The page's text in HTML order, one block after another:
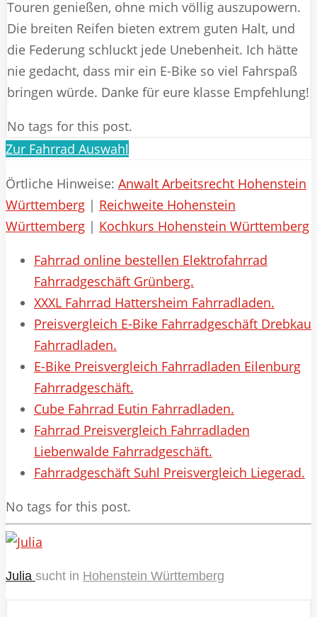
Touren genießen, ohne mich völlig auszupowern.
Die breiten Reifen bieten extrem guten Halt, und
die Federung schluckt jede Unebenheit. Ich hätte
nie gedacht, dass mir ein E-Bike so viel Fahrspaß
bringen würde. Danke für eure klasse Empfehlung!
No tags for this post.
Zur Fahrrad Auswahl
Örtliche Hinweise: Anwalt Arbeitsrecht Hohenstein
Württemberg | Reichweite Hohenstein
Württemberg | Kochkurs Hohenstein Württemberg
Fahrrad online bestellen Elektrofahrrad
Fahrradgeschäft Grünberg.
XXXL Fahrrad Hattersheim Fahrradladen.
Preisvergleich E-Bike Fahrradgeschäft Drebkau
Fahrradladen.
E-Bike Preisvergleich Fahrradladen Eilenburg
Fahrradgeschäft.
Cube Fahrrad Eutin Fahrradladen.
Fahrrad Preisvergleich Fahrradladen
Liebenwalde Fahrradgeschäft.
Fahrradgeschäft Suhl Preisvergleich Liegerad.
No tags for this post.
Julia sucht in Hohenstein Württemberg